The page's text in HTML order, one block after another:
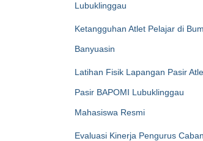
Lubuklinggau
Ketangguhan Atlet Pelajar di
Banyuasin
Latihan Fisik Lapangan Pasir
Pasir BAPOMI Lubuklinggau
Mahasiswa Resmi
Evaluasi Kinerja Pengurus